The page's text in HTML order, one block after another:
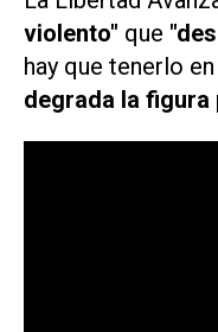
violento" que
hay que tenerlo
degrada la figura